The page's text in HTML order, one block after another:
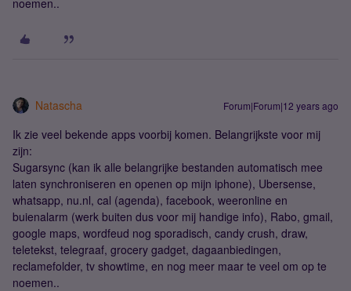
noemen..
Natascha Forum|Forum|12 years ago
Ik zie veel bekende apps voorbij komen. Belangrijkste voor mij
zijn:
Sugarsync (kan ik alle belangrijke bestanden automatisch mee
laten synchroniseren en openen op mijn iphone), Ubersense,
whatsapp, nu.nl, cal (agenda), facebook, weeronline en
buienalarm (werk buiten dus voor mij handige info), Rabo, gmail,
google maps, wordfeud nog sporadisch, candy crush, draw,
teletekst, telegraaf, grocery gadget, dagaanbiedingen,
reclamefolder, tv showtime, en nog meer maar te veel om op te
noemen..